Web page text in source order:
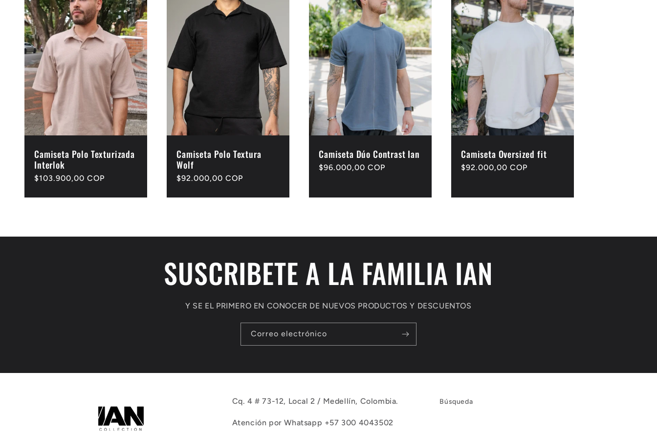
c
c
i
ó
n
:
Camiseta Polo Texturizada
Interlok
Precio
$103.900,00 COP
Camiseta Polo Textura
Wolf
Precio
$92.000,00 COP
Camiseta Dúo Contrast Ian
Precio
$96.000,00 COP
Camiseta Oversized fit
Precio
$92.000,00 COP
SUSCRIBETE A LA FAMILIA IAN
Y SE EL PRIMERO EN CONOCER DE NUEVOS PRODUCTOS Y DESCUENTOS
Correo electrónico
Cq. 4 # 73-12, Local 2 / Medellín, Colombia.
Atención por Whatsapp +57 300 4043502
Búsqueda